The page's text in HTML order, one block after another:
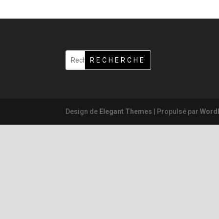
RECHERCHE
Design de Elegant Themes | Propulsé par